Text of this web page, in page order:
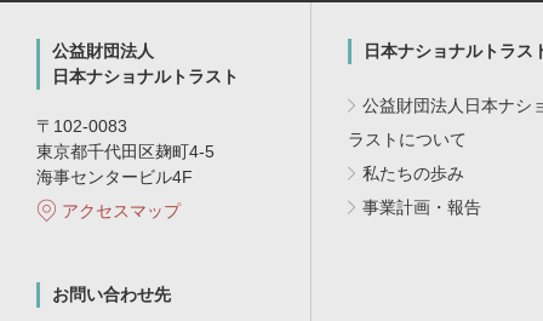
公益財団法人
日本ナショナルトラスト
〒102-0083
東京都千代田区麹町4-5
海事センタービル4F
アクセスマップ
お問い合わせ先
日本ナショナルトラス
公益財団法人日本ナシ
ラストについて
私たちの歩み
事業計画・報告